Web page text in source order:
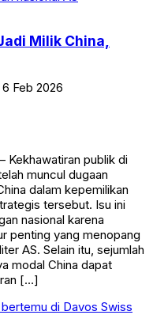
Milik China,
Feb 2026
Kekhawatiran publik di
muncul dugaan
dalam kepemilikan
tersebut. Isu ini
nasional karena
penting yang menopang
AS. Selain itu, sejumlah
modal China dapat
[…]